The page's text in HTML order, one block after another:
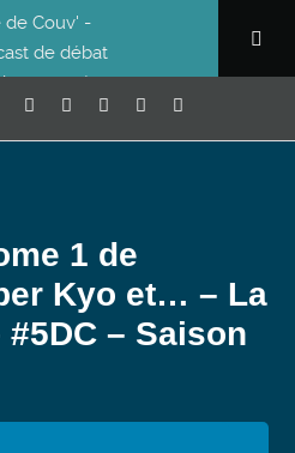
1 de
Kyo et… – La
#5DC – Saison